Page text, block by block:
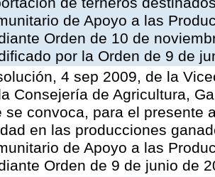
de Apoyo a las
Orden de 10 de
por la Orden de 9 de
4 sep 2009, de la
Consejería de Agricultura,
se convoca, para el presente
en las producciones
de Apoyo a las
Orden de 9 de junio de